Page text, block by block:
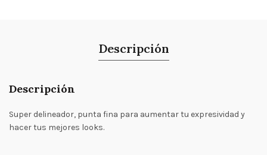
Descripción
Descripción
Super delineador, punta fina para aumentar tu expresividad y
hacer tus mejores looks.